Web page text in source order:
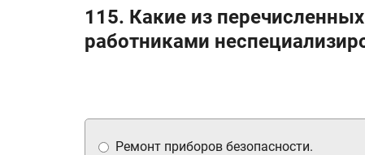
115. Какие из
работниками
Ремонт приборов безопасности.